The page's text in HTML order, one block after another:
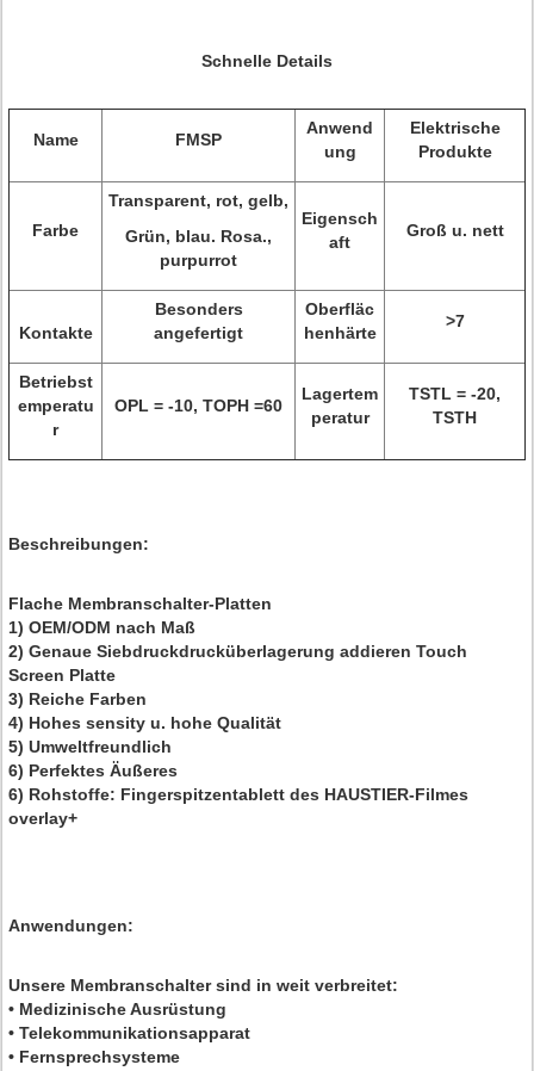
Schnelle Details
Name FMSP
Anwend
ung
Elektrische
Produkte
Farbe
Transparent, rot, gelb,
Grün, blau. Rosa.,
purpurrot
Eigensch
aft
Groß u. nett
Kontakte
Besonders
angefertigt
Oberfläc
henhärte
>7
Betriebst
emperatu
r
OPL = -10, TOPH =60
Lagertem
peratur
TSTL = -20,
TSTH
Beschreibungen:
Flache Membranschalter-Platten
1) OEM/ODM nach Maß
2) Genaue Siebdruckdrucküberlagerung addieren Touch
Screen Platte
3) Reiche Farben
4) Hohes sensity u. hohe Qualität
5) Umweltfreundlich
6) Perfektes Äußeres
6) Rohstoffe: Fingerspitzentablett des HAUSTIER-Filmes
overlay+
Anwendungen:
Unsere Membranschalter sind in weit verbreitet:
• Medizinische Ausrüstung
• Telekommunikationsapparat
• Fernsprechsysteme